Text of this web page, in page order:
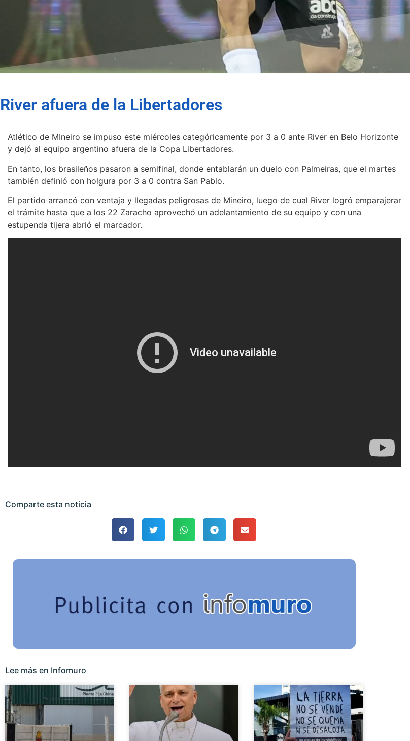
River afuera de la Libertadores
Atlético de MIneiro se impuso este miércoles categóricamente por 3 a 0 ante River en Belo Horizonte
y dejó al equipo argentino afuera de la Copa Libertadores.
En tanto, los brasileños pasaron a semifinal, donde entablarán un duelo con Palmeiras, que el martes
también definió con holgura por 3 a 0 contra San Pablo.
El partido arrancó con ventaja y llegadas peligrosas de Mineiro, luego de cual River logró emparajerar
el trámite hasta que a los 22 Zaracho aprovechó un adelantamiento de su equipo y con una
estupenda tijera abrió el marcador.
Comparte esta noticia
Lee más en Infomuro